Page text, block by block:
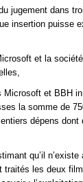
jugement dans
insertion puisse
et la
Microsoft et BBH
la somme de
dépens
qu’il
traités les deux